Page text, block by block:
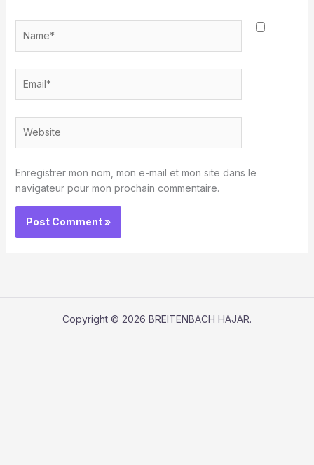
Enregistrer mon nom, mon e-mail et mon site dans le
navigateur pour mon prochain commentaire.
Copyright © 2026 BREITENBACH HAJAR.